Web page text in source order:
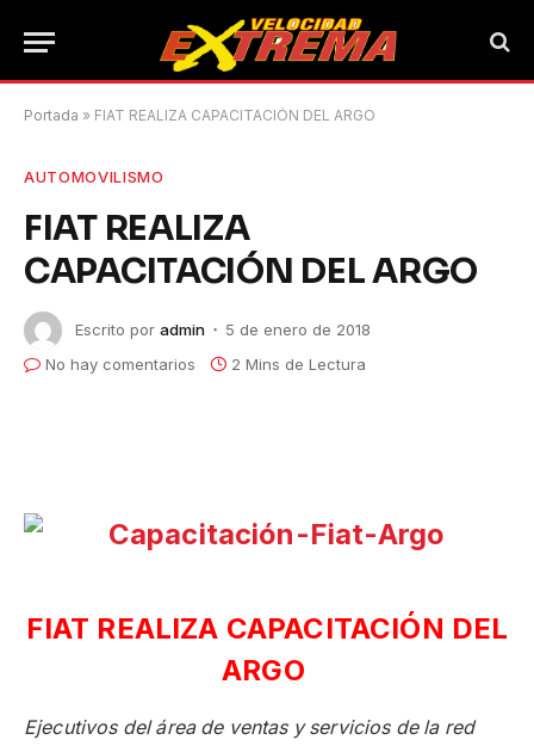
Portada » FIAT REALIZA CAPACITACIÓN DEL ARGO
AUTOMOVILISMO
FIAT REALIZA
CAPACITACIÓN DEL ARGO
Escrito por admin
5 de enero de 2018
No hay comentarios
2 Mins de Lectura
FIAT REALIZA CAPACITACIÓN DEL
ARGO
Ejecutivos del área de ventas y servicios de la red